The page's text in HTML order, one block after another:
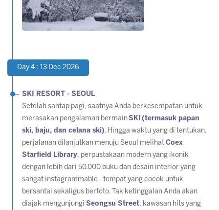
Day 4 : 13 Dec 2026
SKI RESORT - SEOUL
Setelah santap pagi, saatnya Anda berkesempatan untuk
merasakan pengalaman bermainSKI (termasuk papan
ski, baju, dan celana ski). Hingga waktu yang di tentukan,
perjalanan dilanjutkan menuju Seoul melihat Coex
Starfield Library, perpustakaan modern yang ikonik
dengan lebih dari 50.000 buku dan desain interior yang
sangat instagrammable - tempat yang cocok untuk
bersantai sekaligus berfoto.
Tak ketinggalan Anda akan
diajak mengunjungi Seongsu Street, kawasan hits yang